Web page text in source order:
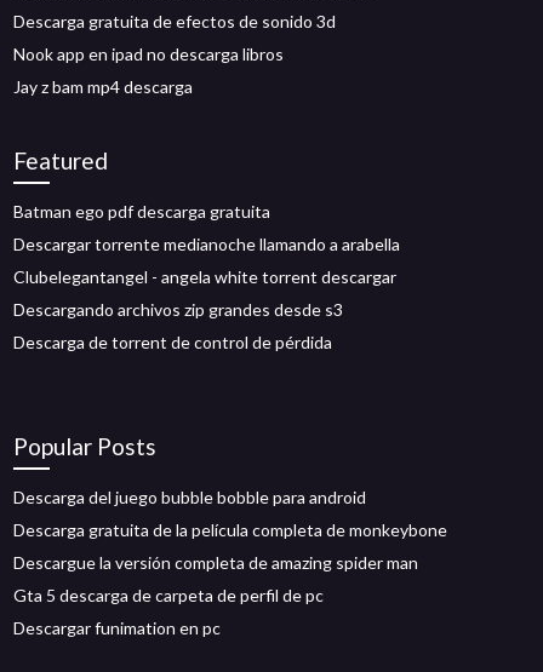
Descarga gratuita de efectos de sonido 3d
Nook app en ipad no descarga libros
Jay z bam mp4 descarga
Featured
Batman ego pdf descarga gratuita
Descargar torrente medianoche llamando a arabella
Clubelegantangel - angela white torrent descargar
Descargando archivos zip grandes desde s3
Descarga de torrent de control de pérdida
Popular Posts
Descarga del juego bubble bobble para android
Descarga gratuita de la película completa de monkeybone
Descargue la versión completa de amazing spider man
Gta 5 descarga de carpeta de perfil de pc
Descargar funimation en pc